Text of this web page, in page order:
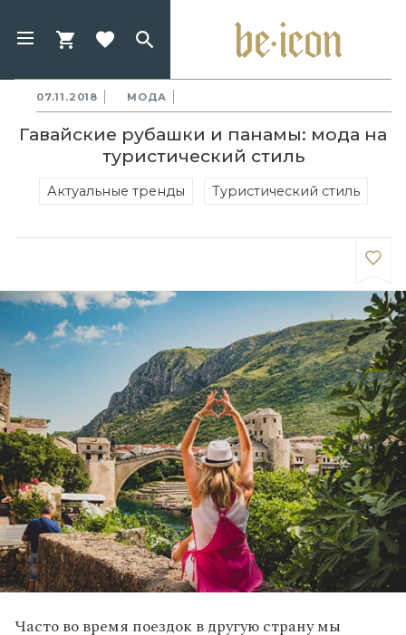
07.11.2018 МОДА
Гавайские рубашки и панамы: мода на
туристический стиль
Актуальные тренды Туристический стиль
Часто во время поездок в другую страну мы